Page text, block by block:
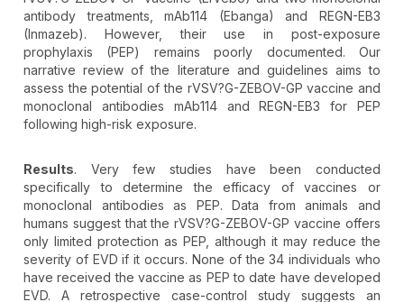
antibody treatments, mAb114 (Ebanga) and REGN-EB3
(Inmazeb). However, their use in post-exposure
prophylaxis (PEP) remains poorly documented. Our
narrative review of the literature and guidelines aims to
assess the potential of the rVSV?G-ZEBOV-GP vaccine and
monoclonal antibodies mAb114 and REGN-EB3 for PEP
following high-risk exposure.
Results. Very few studies have been conducted
specifically to determine the efficacy of vaccines or
monoclonal antibodies as PEP. Data from animals and
humans suggest that the rVSV?G-ZEBOV-GP vaccine offers
only limited protection as PEP, although it may reduce the
severity of EVD if it occurs. None of the 34 individuals who
have received the vaccine as PEP to date have developed
EVD. A retrospective case-control study suggests an